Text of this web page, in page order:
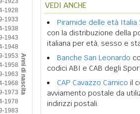
VEDI ANCHE
Piramide delle età Italia
con la distribuzione della
italiana per età, sesso e
Banche San Leonardo
codici ABI e CAB degli
CAP Cavazzo Carnico il
avviamento postale da
indirizzi postali.